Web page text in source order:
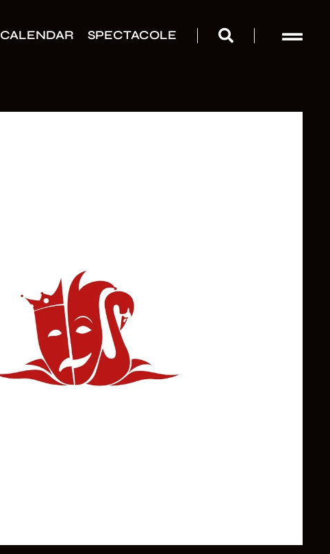
CALENDAR SPECTACOLE